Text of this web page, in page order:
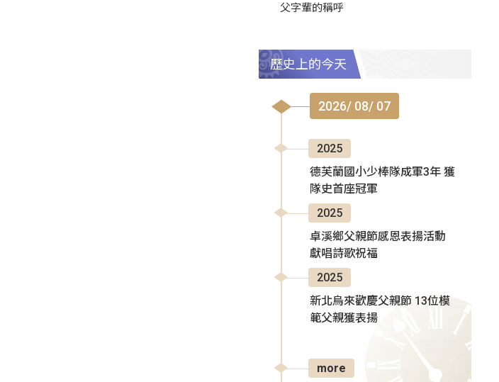
父字輩的稱呼
歷史上的今天
2026/ 08/ 07
2025
德芙蘭國小少棒隊成軍3年 獲
隊史首座冠軍
2025
卓溪鄉父親節感恩表揚活動
獻唱詩歌祝福
2025
新北烏來歡慶父親節 13位模
範父親獲表揚
more